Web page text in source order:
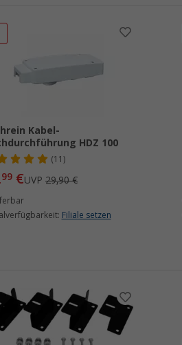
Kabel-
HDZ 100
(11)
99 €UVP29,90 €
Filiale setzen